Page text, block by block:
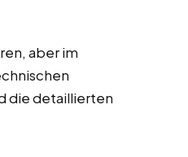
aber im
die detaillierten